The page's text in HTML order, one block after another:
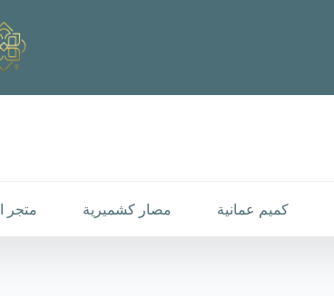
كميم عمانية مصار كشميرية متجر